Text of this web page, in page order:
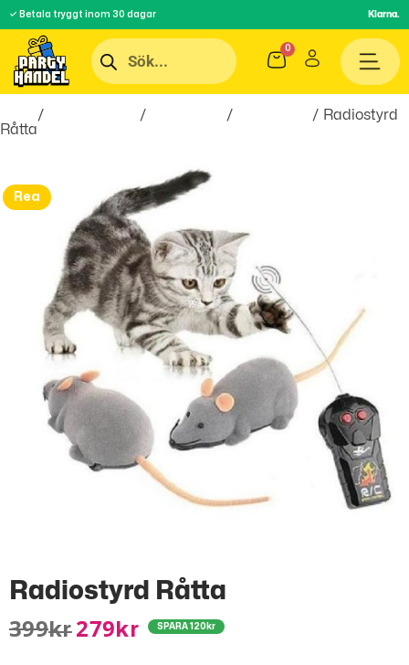
✓ Betala tryggt inom 30 dagar Klarna.
/ / /
/ Radiostyrd
Råtta
Rea
Radiostyrd Råtta
399Kr 279 Kr SPARA120 kr